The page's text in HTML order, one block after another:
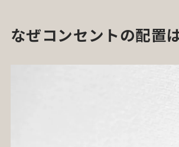
なぜコンセントの配置